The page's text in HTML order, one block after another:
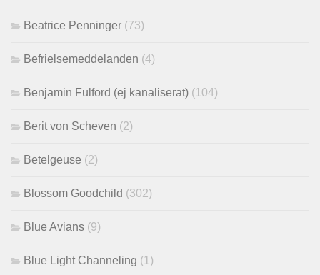
Beatrice Penninger (73)
Befrielsemeddelanden (4)
Benjamin Fulford (ej kanaliserat) (104)
Berit von Scheven (2)
Betelgeuse (2)
Blossom Goodchild (302)
Blue Avians (9)
Blue Light Channeling (1)